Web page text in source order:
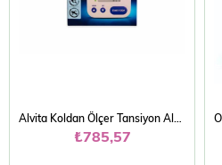
Alvita Koldan Ölçer Tansiyon Aleti
₺785,57